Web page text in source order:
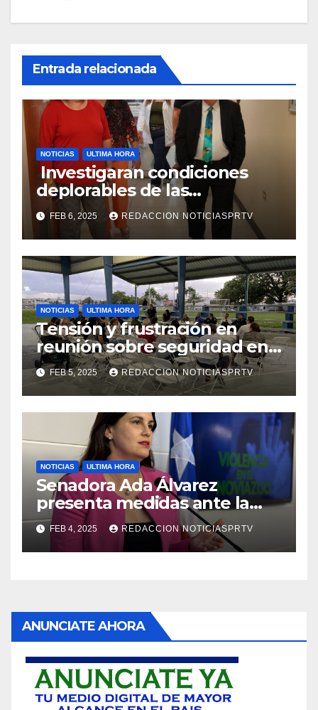
Entrada relacionada
NOTICIAS ULTIMA HORA
Investigaran condiciones
deplorables de las
facilidades el Departamento
de la Salud en Mayagüez
FEB 6, 2025 REDACCION NOTICIASPRTV
NOTICIAS ULTIMA HORA
Tensión y frustración en
reunión sobre seguridad en
Reparto Metropolitano
FEB 5, 2025 REDACCION NOTICIASPRTV
NOTICIAS ULTIMA HORA
Senadora Ada Álvarez
presenta medidas ante la
violencia en el noviazgo
FEB 4, 2025 REDACCION NOTICIASPRTV
ANUNCIATE AHORA